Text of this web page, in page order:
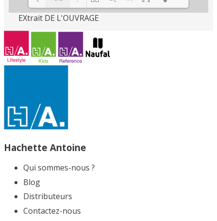
EXtrait DE L'OUVRAGE
Hachette Antoine
Qui sommes-nous ?
Blog
Distributeurs
Contactez-nous